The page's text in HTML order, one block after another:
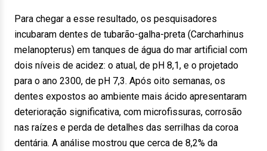
Para chegar a esse resultado, os pesquisadores
incubaram dentes de tubarão-galha-preta (Carcharhinus
melanopterus) em tanques de água do mar artificial com
dois níveis de acidez: o atual, de pH 8,1, e o projetado
para o ano 2300, de pH 7,3. Após oito semanas, os
dentes expostos ao ambiente mais ácido apresentaram
deterioração significativa, com microfissuras, corrosão
nas raízes e perda de detalhes das serrilhas da coroa
dentária. A análise mostrou que cerca de 8,2% da